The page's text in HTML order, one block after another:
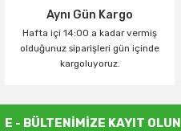
Aynı Gün Kargo
Hafta içi 14:00 a kadar vermiş
olduğunuz siparişleri gün içinde
kargoluyoruz.
E - BÜLTENİMİZE KAYIT OLUN